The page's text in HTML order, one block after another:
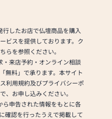
したお店で仏壇商品を購入
ビスを提供しております。ク
らを参照ください。
・来店予約・オンライン相談
無料」で承ります。本サイト
利用規約及びプライバシーポ
、お申し込みください。
申告された情報をもとに各
確認を行ったうえで掲載して